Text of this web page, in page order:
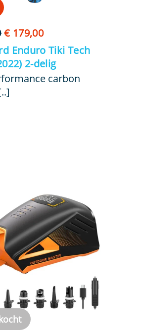
Oorspronkelijke
prijs
was:
€ 259,00.
€179,00Huidige
prijs
is:
€ 179,00.
Enduro Tiki Tech
2-delig
carbon